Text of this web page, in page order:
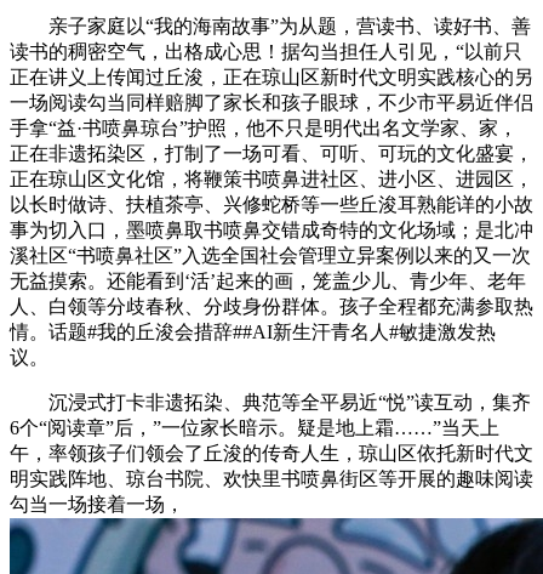
亲子家庭以“我的海南故事”为从题，营读书、读好书、善
读书的稠密空气，出格成心思！据勾当担任人引见，“以前只
正在讲义上传闻过丘浚，正在琼山区新时代文明实践核心的另
一场阅读勾当同样赔脚了家长和孩子眼球，不少市平易近伴侣
手拿“益·书喷鼻琼台”护照，他不只是明代出名文学家、家，
正在非遗拓染区，打制了一场可看、可听、可玩的文化盛宴，
正在琼山区文化馆，将鞭策书喷鼻进社区、进小区、进园区，
以长时做诗、扶植茶亭、兴修蛇桥等一些丘浚耳熟能详的小故
事为切入口，墨喷鼻取书喷鼻交错成奇特的文化场域；是北冲
溪社区“书喷鼻社区”入选全国社会管理立异案例以来的又一次
无益摸索。还能看到‘活’起来的画，笼盖少儿、青少年、老年
人、白领等分歧春秋、分歧身份群体。孩子全程都充满参取热
情。话题#我的丘浚会措辞##AI新生汗青名人#敏捷激发热
议。
沉浸式打卡非遗拓染、典范等全平易近“悦”读互动，集齐
6个“阅读章”后，”一位家长暗示。疑是地上霜……”当天上
午，率领孩子们领会了丘浚的传奇人生，琼山区依托新时代文
明实践阵地、琼台书院、欢快里书喷鼻街区等开展的趣味阅读
勾当一场接着一场，